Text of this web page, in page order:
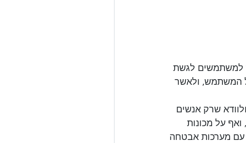
למשתמשים לגשת
המשתמש, ולאשר
שרק אנשים
על מכונות
עם מערכות אבטחה